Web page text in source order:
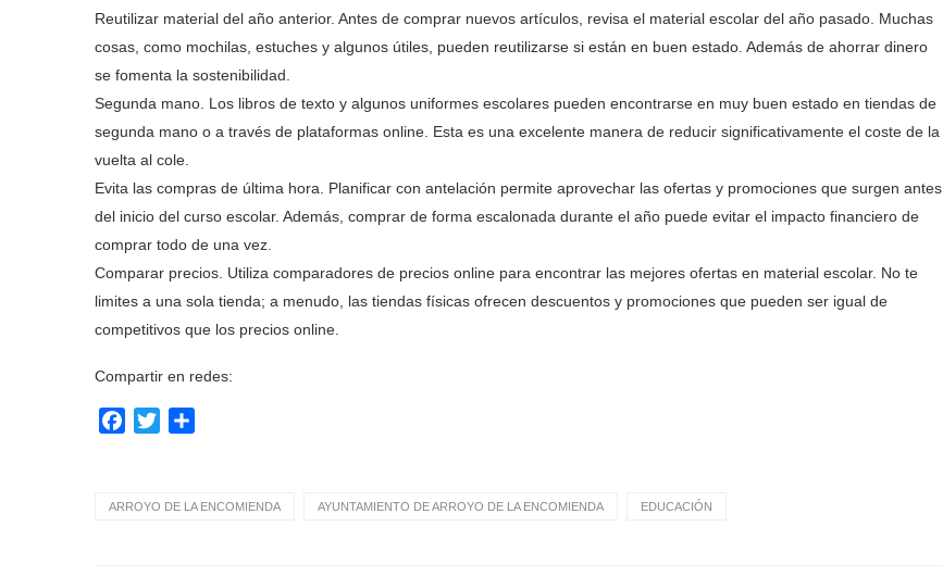
Reutilizar material del año anterior. Antes de comprar nuevos artículos, revisa el material escolar del año pasado. Muchas
cosas, como mochilas, estuches y algunos útiles, pueden reutilizarse si están en buen estado. Además de ahorrar dinero
se fomenta la sostenibilidad.
Segunda mano. Los libros de texto y algunos uniformes escolares pueden encontrarse en muy buen estado en tiendas de
segunda mano o a través de plataformas online. Esta es una excelente manera de reducir significativamente el coste de la
vuelta al cole.
Evita las compras de última hora. Planificar con antelación permite aprovechar las ofertas y promociones que surgen antes
del inicio del curso escolar. Además, comprar de forma escalonada durante el año puede evitar el impacto financiero de
comprar todo de una vez.
Comparar precios. Utiliza comparadores de precios online para encontrar las mejores ofertas en material escolar. No te
limites a una sola tienda; a menudo, las tiendas físicas ofrecen descuentos y promociones que pueden ser igual de
competitivos que los precios online.
Compartir en redes:
Facebook
Twitter
ARROYO DE LA ENCOMIENDA AYUNTAMIENTO DE ARROYO DE LA ENCOMIENDA EDUCACIÓN